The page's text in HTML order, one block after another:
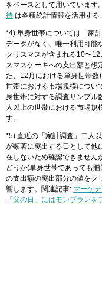
をベースとして用いています
待 は各種統計情報を活用する
*4) 単身世帯については「家
データがなく、唯一利用可能
クリスマスが含まれる10〜
スマスケーキへの支出額と想
た、12月における単身世帯
世帯における市場規模につい
身世帯に対する調査サンプル
人以上の世帯における市場規
す。
*5) 直近の「家計調査」二人
が顕著に突出する日として他
在しないため確認できません
どうか(単身世帯であっても
の支出額の突出部分の値をク
響します。関連記事: マーケ
「父の日」にはモンブランを